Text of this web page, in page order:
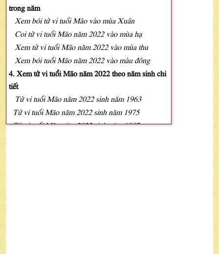
trong năm
Xem bói tử vi tuổi Mão vào mùa Xuân
Coi tử vi tuổi Mão năm 2022 vào mùa hạ
Xem tử vi tuổi Mão năm 2022 vào mùa thu
Xem bói tuổi Mão năm 2022 vào màu đông
4. Xem tử vi tuổi Mão năm 2022 theo năm sinh chi
tiết
Tử vi tuổi Mão năm 2022 sinh năm 1963
Tử vi tuổi Mão năm 2022 sinh năm 1975
Tử vi tuổi Mão năm 2022 sinh năm 1987